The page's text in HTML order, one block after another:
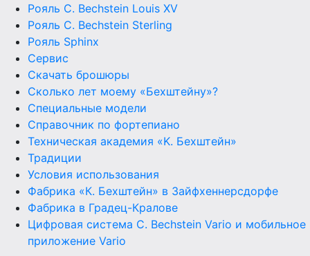
Рояль C. Bechstein Louis XV
Рояль C. Bechstein Sterling
Рояль Sphinx
Сервис
Скачать брошюры
Сколько лет моему «Бехштейну»?
Специальные модели
Справочник по фортепиано
Техническая академия «K. Бехштейн»
Традиции
Условия использования
Фабрика «К. Бехштейн» в Зайфхеннерсдорфе
Фабрика в Градец-Кралове
Цифровая система C. Bechstein Vario и мобильное
приложение Vario